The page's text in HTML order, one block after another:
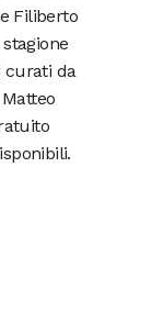
Filiberto
curati da